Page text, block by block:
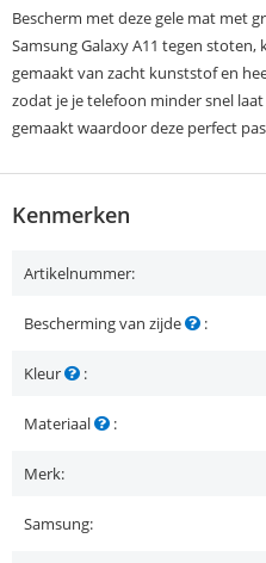
Bescherm met deze gele mat met
Samsung Galaxy A11 tegen stoten,
gemaakt van zacht kunststof en
zodat je je telefoon minder snel
gemaakt waardoor deze perfect
Kenmerken
Artikelnummer:
Bescherming van zijde :
Kleur :
Materiaal :
Merk:
Samsung: